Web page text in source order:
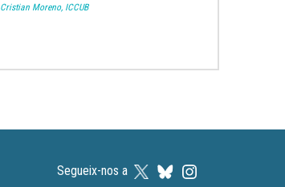
Cristian Moreno, ICCUB
Segueix-nos a